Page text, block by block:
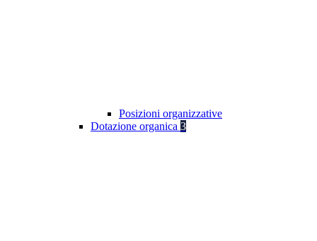
Posizioni organizzative
Dotazione organica 3